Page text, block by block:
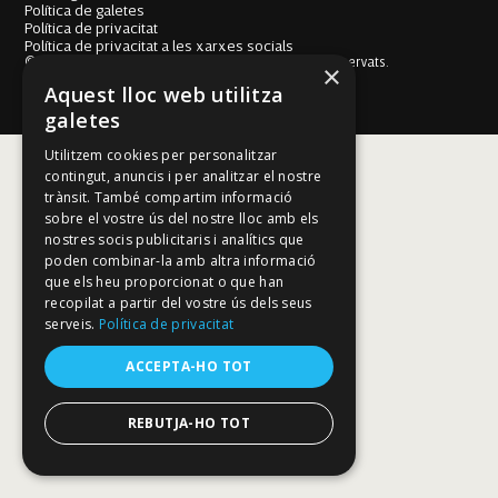
Política de galetes
Política de privacitat
Política de privacitat a les xarxes socials
© Fundació Mallorca Literària 2026. Tots els drets reservats.
Disseny i desenvolupament web BESTALDE STUDIO
×
Aquest lloc web utilitza
galetes
Utilitzem cookies per personalitzar
contingut, anuncis i per analitzar el nostre
trànsit. També compartim informació
sobre el vostre ús del nostre lloc amb els
nostres socis publicitaris i analítics que
poden combinar-la amb altra informació
que els heu proporcionat o que han
recopilat a partir del vostre ús dels seus
serveis. Política de privacitat
ACCEPTA-HO TOT
REBUTJA-HO TOT